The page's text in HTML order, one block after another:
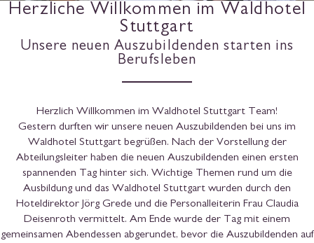
Herzliche Willkommen im Waldhotel
Stuttgart
Unsere neuen Auszubildenden starten ins
Berufsleben
Herzlich Willkommen im Waldhotel Stuttgart Team!
Gestern durften wir unsere neuen Auszubildenden bei uns im
Waldhotel Stuttgart begrüßen. Nach der Vorstellung der
Abteilungsleiter haben die neuen Auszubildenden einen ersten
spannenden Tag hinter sich. Wichtige Themen rund um die
Ausbildung und das Waldhotel Stuttgart wurden durch den
Hoteldirektor Jörg Grede und die Personalleiterin Frau Claudia
Deisenroth vermittelt. Am Ende wurde der Tag mit einem
gemeinsamen Abendessen abgerundet, bevor die Auszubildenden auf